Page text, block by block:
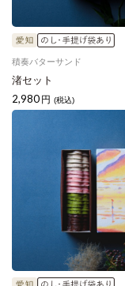
積奏バターサンド
渚セット
2,980 円 (税込)